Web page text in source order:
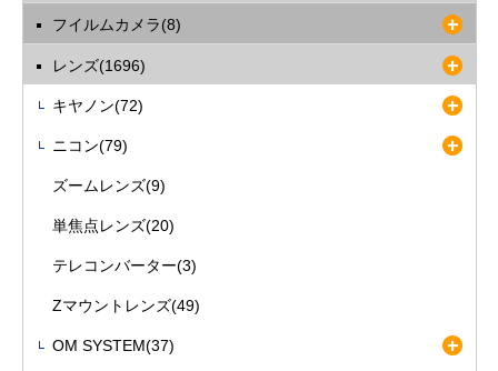
フイルムカメラ(8)
レンズ(1696)
キヤノン(72)
ニコン(79)
ズームレンズ(9)
単焦点レンズ(20)
テレコンバーター(3)
Zマウントレンズ(49)
OM SYSTEM(37)